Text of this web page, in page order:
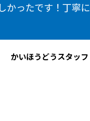
かったです！丁寧に
かいほうどうスタッフ